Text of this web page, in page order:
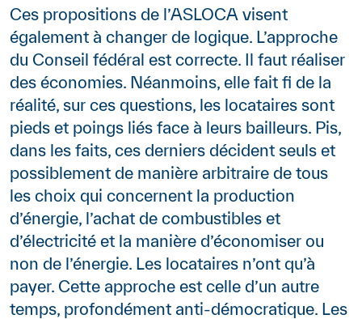
Ces propositions de l’ASLOCA visent
également à changer de logique. L’approche
du Conseil fédéral est correcte. Il faut réaliser
des économies. Néanmoins, elle fait fi de la
réalité, sur ces questions, les locataires sont
pieds et poings liés face à leurs bailleurs. Pis,
dans les faits, ces derniers décident seuls et
possiblement de manière arbitraire de tous
les choix qui concernent la production
d’énergie, l’achat de combustibles et
d’électricité et la manière d’économiser ou
non de l’énergie. Les locataires n’ont qu’à
payer. Cette approche est celle d’un autre
temps, profondément anti-démocratique. Les